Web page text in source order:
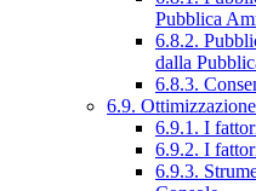
Pubblica
6.8.2.
dalla
6.8.3.
6.9.
6.9.1. I
6.9.2. I
6.9.3.